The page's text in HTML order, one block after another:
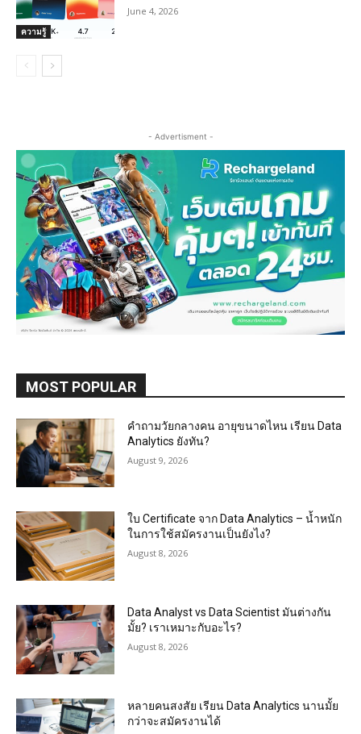
ความรู้
June 4, 2026
- Advertisment -
MOST POPULAR
คำถามวัยกลางคน อายุขนาดไหน เรียน Data
Analytics ยังทัน?
August 9, 2026
ใบ Certificate จาก Data Analytics – น้ำหนัก
ในการใช้สมัครงานเป็นยังไง?
August 8, 2026
Data Analyst vs Data Scientist มันต่างกัน
มั้ย? เราเหมาะกับอะไร?
August 8, 2026
หลายคนสงสัย เรียน Data Analytics นานมั้ย
กว่าจะสมัครงานได้